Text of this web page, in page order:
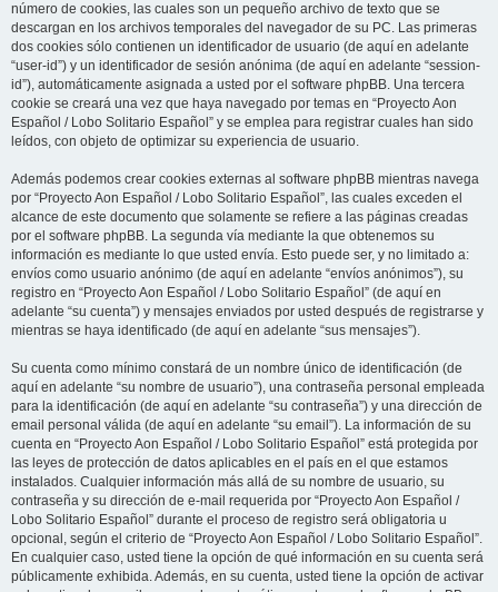
número de cookies, las cuales son un pequeño archivo de texto que se
descargan en los archivos temporales del navegador de su PC. Las primeras
dos cookies sólo contienen un identificador de usuario (de aquí en adelante
“user-id”) y un identificador de sesión anónima (de aquí en adelante “session-
id”), automáticamente asignada a usted por el software phpBB. Una tercera
cookie se creará una vez que haya navegado por temas en “Proyecto Aon
Español / Lobo Solitario Español” y se emplea para registrar cuales han sido
leídos, con objeto de optimizar su experiencia de usuario.
Además podemos crear cookies externas al software phpBB mientras navega
por “Proyecto Aon Español / Lobo Solitario Español”, las cuales exceden el
alcance de este documento que solamente se refiere a las páginas creadas
por el software phpBB. La segunda vía mediante la que obtenemos su
información es mediante lo que usted envía. Esto puede ser, y no limitado a:
envíos como usuario anónimo (de aquí en adelante “envíos anónimos”), su
registro en “Proyecto Aon Español / Lobo Solitario Español” (de aquí en
adelante “su cuenta”) y mensajes enviados por usted después de registrarse y
mientras se haya identificado (de aquí en adelante “sus mensajes”).
Su cuenta como mínimo constará de un nombre único de identificación (de
aquí en adelante “su nombre de usuario”), una contraseña personal empleada
para la identificación (de aquí en adelante “su contraseña”) y una dirección de
email personal válida (de aquí en adelante “su email”). La información de su
cuenta en “Proyecto Aon Español / Lobo Solitario Español” está protegida por
las leyes de protección de datos aplicables en el país en el que estamos
instalados. Cualquier información más allá de su nombre de usuario, su
contraseña y su dirección de e-mail requerida por “Proyecto Aon Español /
Lobo Solitario Español” durante el proceso de registro será obligatoria u
opcional, según el criterio de “Proyecto Aon Español / Lobo Solitario Español”.
En cualquier caso, usted tiene la opción de qué información en su cuenta será
públicamente exhibida. Además, en su cuenta, usted tiene la opción de activar